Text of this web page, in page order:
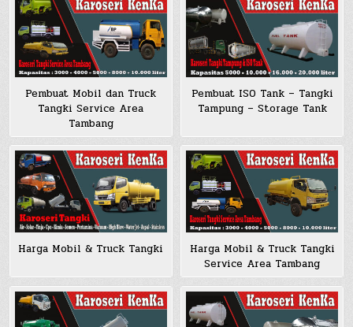
Pembuat Mobil dan Truck
Tangki Service Area
Tambang
Pembuat ISO Tank – Tangki
Tampung – Storage Tank
Harga Mobil & Truck Tangki
Harga Mobil & Truck Tangki
Service Area Tambang